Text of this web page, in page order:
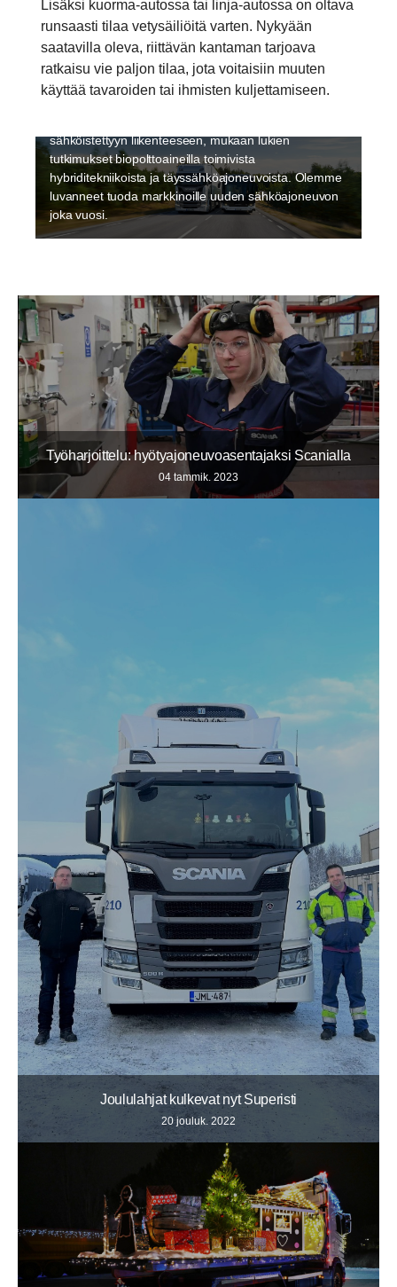
Lisäksi kuorma-autossa tai linja-autossa on oltava
runsaasti tilaa vetysäiliöitä varten. Nykyään
saatavilla oleva, riittävän kantaman tarjoava
ratkaisu vie paljon tilaa, jota voitaisiin muuten
käyttää tavaroiden tai ihmisten kuljettamiseen.
Sähköistäminen
Kestävä kehitys on Scanialle tärkeä prioriteetti, ja
sähköistys on olennainen osa kestävän kehityksen
mukaista liikennettä. Sähköistyminen edistyy kovaa
sähköistettyyn liikenteeseen, mukaan lukien
tutkimukset biopolttoaineilla toimivista
hybriditekniikoista ja täyssähköajoneuvoista. Olemme
luvanneet tuoda markkinoille uuden sähköajoneuvon
joka vuosi.
Työharjoittelu: hyötyajoneuvoasentajaksi Scanialla
04 tammik. 2023
Joululahjat kulkevat nyt Superisti
20 jouluk. 2022